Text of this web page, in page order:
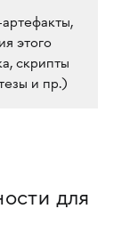
этого
скрипты
и пр.)
для